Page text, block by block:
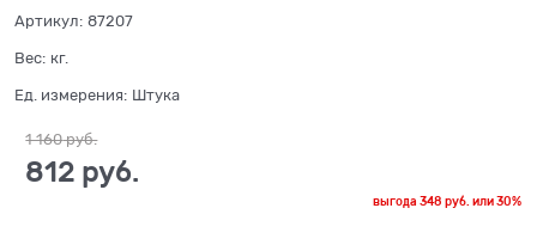
Артикул: 87207
Вес: кг.
Ед. измерения: Штука
1 160 руб.
812 руб.
выгода348 руб. или30%